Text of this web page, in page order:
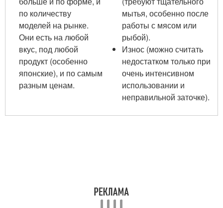
по количеству
моделей на рынке.
Они есть на любой
вкус, под любой
продукт (особенно
японские), и по самым
разным ценам.
мытья, особенно после
работы с мясом или
рыбой).
Износ (можно считать
недостатком только при
очень интенсивном
использовании и
неправильной заточке).